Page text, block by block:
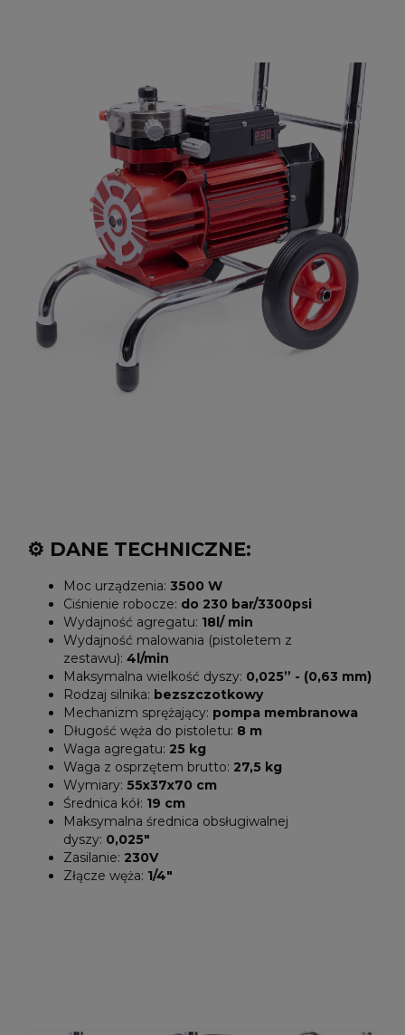
⚙️ DANE TECHNICZNE:
Moc urządzenia: 3500 W
Ciśnienie robocze: do 230 bar/3300psi
Wydajność agregatu: 18l/ min
Wydajność malowania (pistoletem z
zestawu): 4l/min
Maksymalna wielkość dyszy: 0,025” - (0,63 mm)
Rodzaj silnika: bezszczotkowy
Mechanizm sprężający: pompa membranowa
Długość węża do pistoletu: 8 m
Waga agregatu: 25 kg
Waga z osprzętem brutto: 27,5 kg
Wymiary: 55x37x70 cm
Średnica kół: 19 cm
Maksymalna średnica obsługiwalnej
dyszy: 0,025″
Zasilanie: 230V
Złącze węża: 1/4″